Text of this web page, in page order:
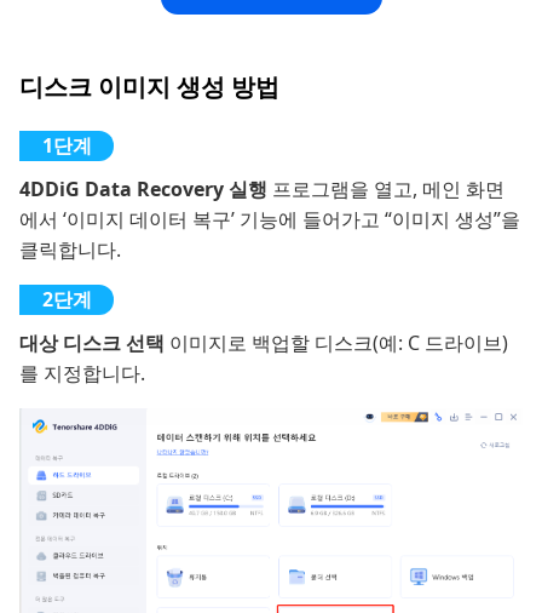
디스크 이미지 생성 방법
4DDiG Data Recovery 실행 프로그램을 열고, 메인 화면
에서 ‘이미지 데이터 복구’ 기능에 들어가고 “이미지 생성”을
클릭합니다.
대상 디스크 선택 이미지로 백업할 디스크(예: C 드라이브)
를 지정합니다.